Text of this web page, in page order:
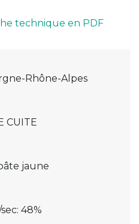
technique en PDF
Rhône-Alpes
CUITE
jaune
48%